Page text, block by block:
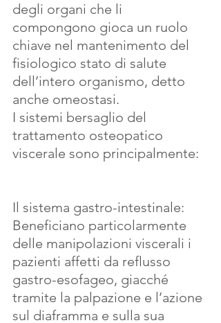
degli organi che li
compongono gioca un ruolo
chiave nel mantenimento del
fisiologico stato di salute
dell’intero organismo, detto
anche omeostasi.
I sistemi bersaglio del
trattamento osteopatico
viscerale sono principalmente:
Il sistema gastro-intestinale:
Beneficiano particolarmente
delle manipolazioni viscerali i
pazienti affetti da reflusso
gastro-esofageo, giacché
tramite la palpazione e l’azione
sul diaframma e sulla sua